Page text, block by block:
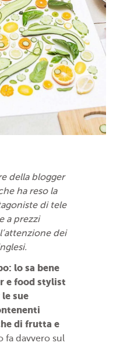
della blogger
ha reso la
di tele
a prezzi
dei
lo sa bene
e food stylist
sue
di frutta e
fa davvero sul